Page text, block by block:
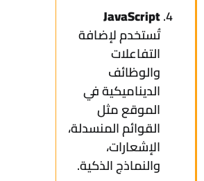
JavaScript
تُستخدم لإضافة
التفاعلات
والوظائف
الديناميكية في
الموقع مثل
القوائم المنسدلة،
الإشعارات،
والنماذج الذكية.